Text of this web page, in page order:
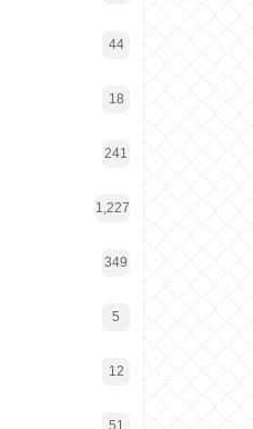
44
18
241
1,227
349
5
12
51